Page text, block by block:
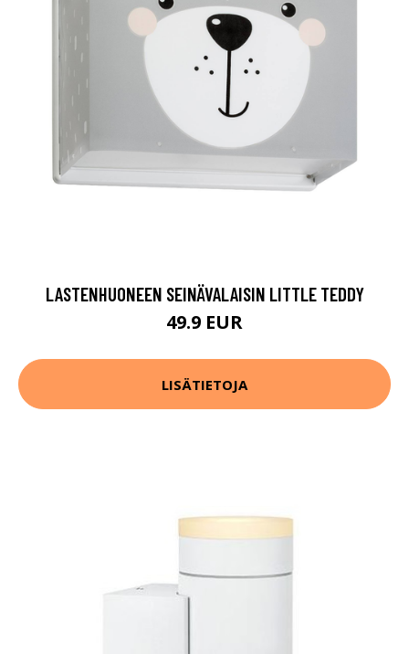
LASTENHUONEEN SEINÄVALAISIN LITTLE TEDDY
49.9 EUR
LISÄTIETOJA